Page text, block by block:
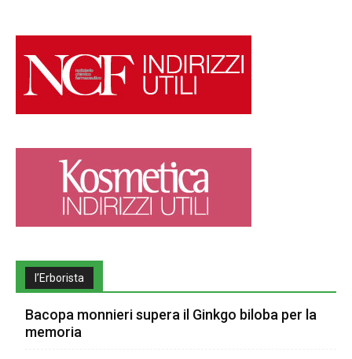
l’Erborista
Bacopa monnieri supera il Ginkgo biloba per la
memoria